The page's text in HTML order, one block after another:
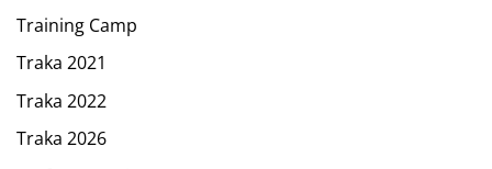
Training Camp
Traka 2021
Traka 2022
Traka 2026